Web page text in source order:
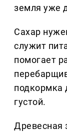
земля уже
Сахар
служит
помогает
подкормка
густой.
Древесная